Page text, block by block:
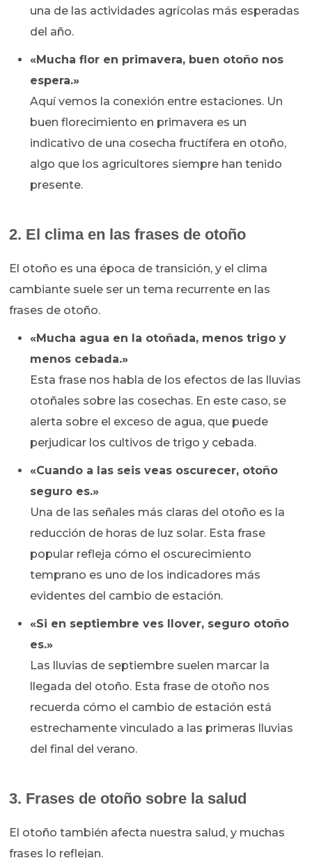
una de las actividades agrícolas más esperadas
del año.
«Mucha flor en primavera, buen otoño nos
espera.»
Aquí vemos la conexión entre estaciones. Un
buen florecimiento en primavera es un
indicativo de una cosecha fructífera en otoño,
algo que los agricultores siempre han tenido
presente.
2. El clima en las frases de otoño
El otoño es una época de transición, y el clima
cambiante suele ser un tema recurrente en las
frases de otoño.
«Mucha agua en la otoñada, menos trigo y
menos cebada.»
Esta frase nos habla de los efectos de las lluvias
otoñales sobre las cosechas. En este caso, se
alerta sobre el exceso de agua, que puede
perjudicar los cultivos de trigo y cebada.
«Cuando a las seis veas oscurecer, otoño
seguro es.»
Una de las señales más claras del otoño es la
reducción de horas de luz solar. Esta frase
popular refleja cómo el oscurecimiento
temprano es uno de los indicadores más
evidentes del cambio de estación.
«Si en septiembre ves llover, seguro otoño
es.»
Las lluvias de septiembre suelen marcar la
llegada del otoño. Esta frase de otoño nos
recuerda cómo el cambio de estación está
estrechamente vinculado a las primeras lluvias
del final del verano.
3. Frases de otoño sobre la salud
El otoño también afecta nuestra salud, y muchas
frases lo reflejan.